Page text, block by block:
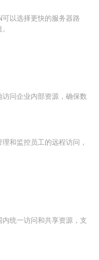
以选择更快的服务器路
问企业内部资源，确保数
和监控员工的远程访问，
统一访问和共享资源，支